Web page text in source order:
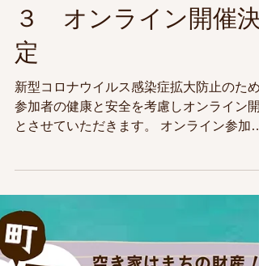
空き家大変身‼大会議
３ オンライン開催決
定
新型コロナウイルス感染症拡大防止のため
ます。ご参加お待ちしております。